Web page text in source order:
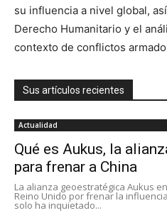
su influencia a nivel global,
Derecho Humanitario y el
contexto de conflictos
Sus artículos recientes
Actualidad
Qué es Aukus, la
para frenar a China
La alianza geoestratégica Aukus
Reino Unido por frenar la
solo ha inquietado...